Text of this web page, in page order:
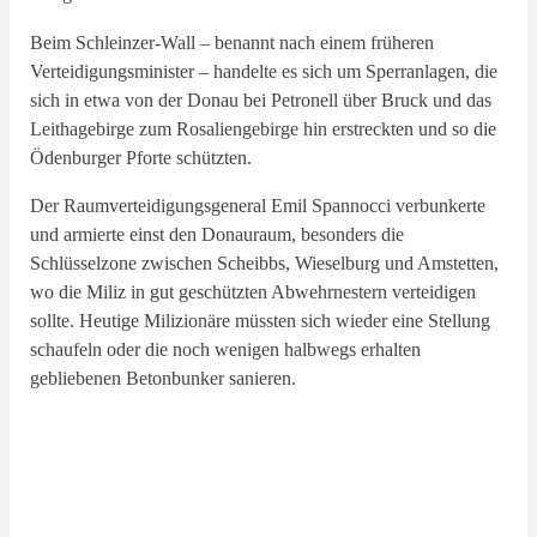
Beim Schleinzer-Wall – benannt nach einem früheren
Verteidigungsminister – handelte es sich um Sperranlagen, die
sich in etwa von der Donau bei Petronell über Bruck und das
Leithagebirge zum Rosaliengebirge hin erstreckten und so die
Ödenburger Pforte schützten.
Der Raumverteidigungsgeneral Emil Spannocci verbunkerte
und armierte einst den Donauraum, besonders die
Schlüsselzone zwischen Scheibbs, Wieselburg und Amstetten,
wo die Miliz in gut geschützten Abwehrnestern verteidigen
sollte. Heutige Milizionäre müssten sich wieder eine Stellung
schaufeln oder die noch wenigen halbwegs erhalten
gebliebenen Betonbunker sanieren.